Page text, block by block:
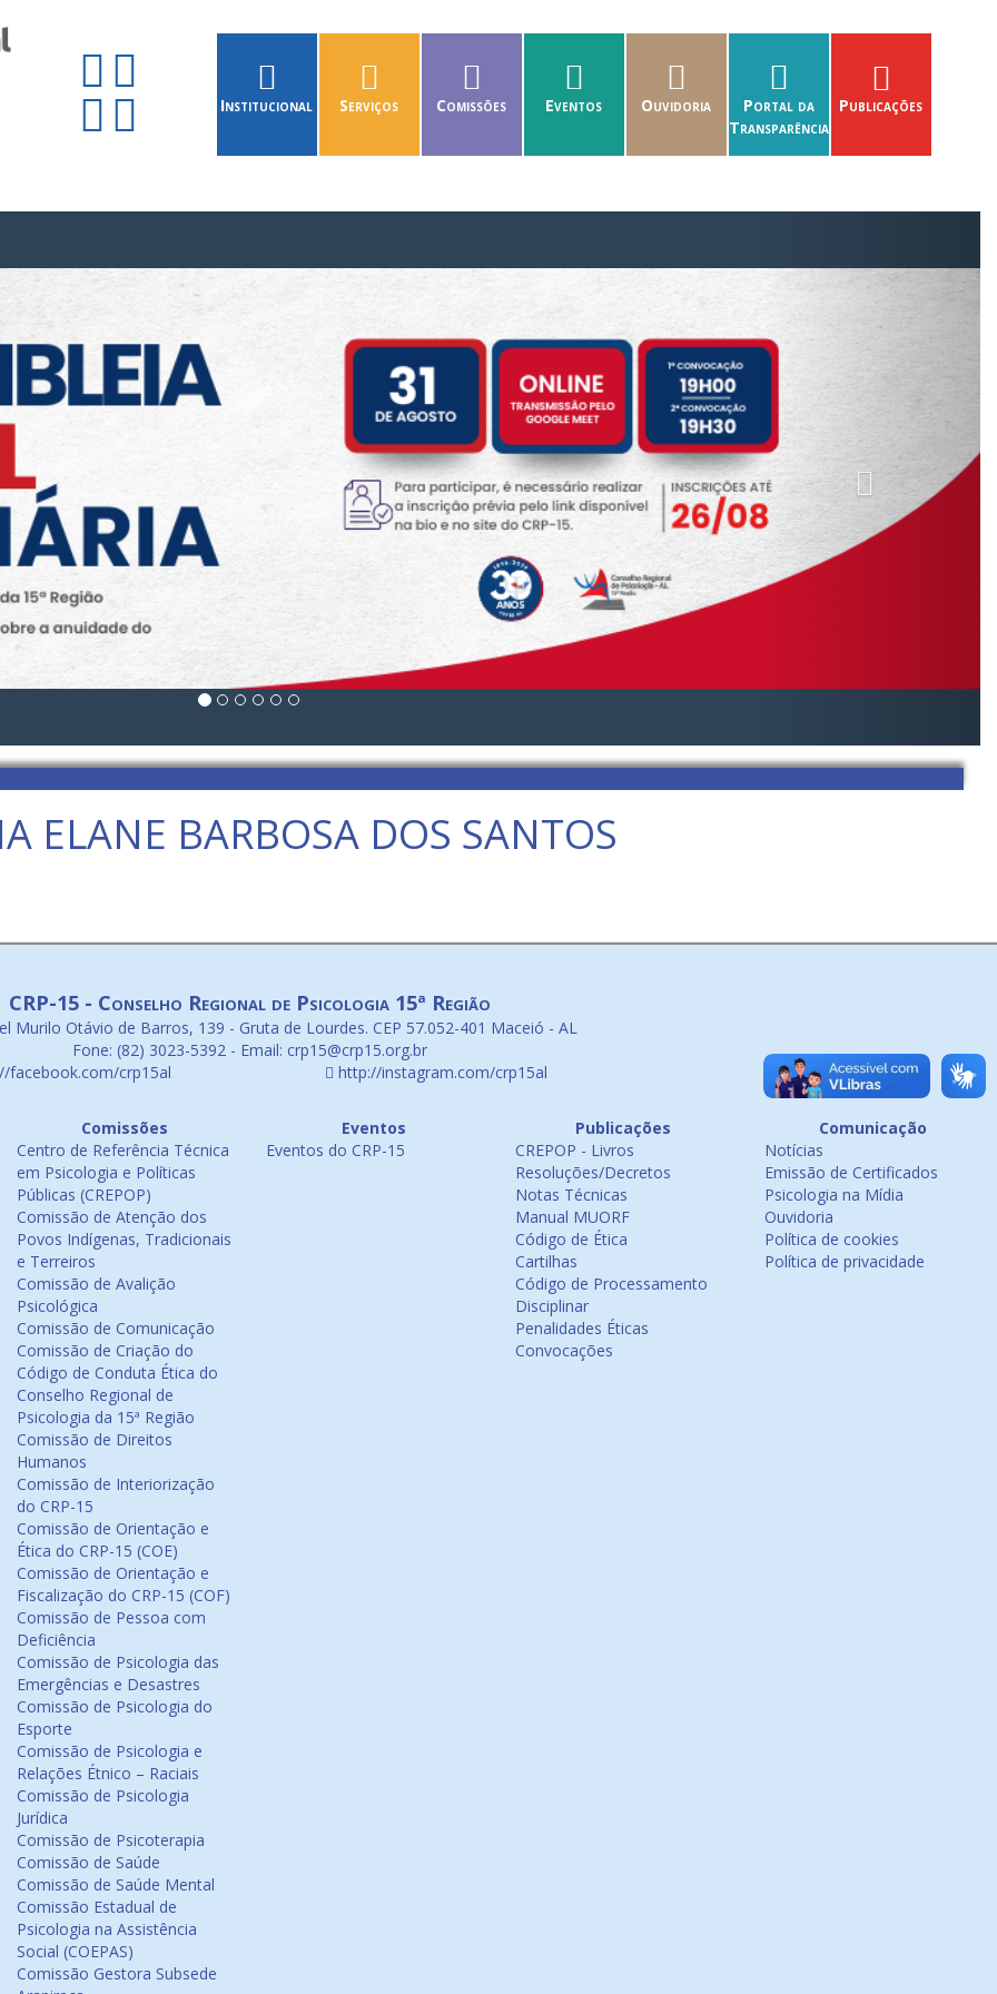
Institucional Serviços Comissões Eventos Ouvidoria
Portal da
Transparência
Publicações
ELANE BARBOSA DOS SANTOS
CRP-15 - Conselho Regional de Psicologia 15ª Região
Murilo Otávio de Barros, 139 - Gruta de Lourdes. CEP 57.052-401 Maceió - AL
Fone: (82) 3023-5392 - Email: crp15@crp15.org.br
facebook.com/crp15al
http://instagram.com/crp15al
Comissões
Centro de Referência Técnica
em Psicologia e Políticas
Públicas (CREPOP)
Comissão de Atenção dos
Povos Indígenas, Tradicionais
e Terreiros
Comissão de Avalição
Psicológica
Comissão de Comunicação
Comissão de Criação do
Código de Conduta Ética do
Conselho Regional de
Psicologia da 15ª Região
Comissão de Direitos
Humanos
Comissão de Interiorização
do CRP-15
Comissão de Orientação e
Ética do CRP-15 (COE)
Comissão de Orientação e
Fiscalização do CRP-15 (COF)
Comissão de Pessoa com
Deficiência
Comissão de Psicologia das
Emergências e Desastres
Comissão de Psicologia do
Esporte
Comissão de Psicologia e
Relações Étnico – Raciais
Comissão de Psicologia
Jurídica
Comissão de Psicoterapia
Comissão de Saúde
Comissão de Saúde Mental
Comissão Estadual de
Psicologia na Assistência
Social (COEPAS)
Comissão Gestora Subsede
Eventos
Eventos do CRP-15
Publicações
CREPOP - Livros
Resoluções/Decretos
Notas Técnicas
Manual MUORF
Código de Ética
Cartilhas
Código de Processamento
Disciplinar
Penalidades Éticas
Convocações
Comunicação
Notícias
Emissão de Certificados
Psicologia na Mídia
Ouvidoria
Política de cookies
Política de privacidade